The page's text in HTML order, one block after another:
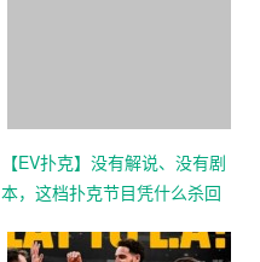
【EV扑克】没有解说、没有剧
本，这档扑克节目凭什么杀回